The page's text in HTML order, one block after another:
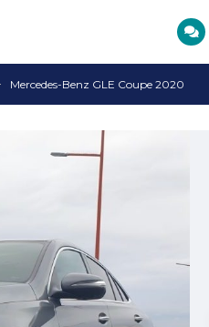
Mercedes-Benz GLE Coupe 2020